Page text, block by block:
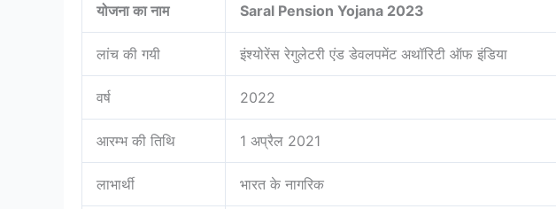
योजना का नाम
Saral Pension Yojana 2023
लांच की गयी इंश्योरेंस रेगुलेटरी एंड डेवलपमेंट अथॉरिटी ऑफ इंडिया
वर्ष 2022
आरम्भ की तिथि 1 अप्रैल 2021
लाभार्थी भारत के नागरिक